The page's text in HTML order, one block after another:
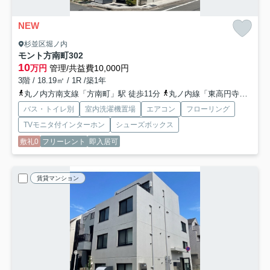
NEW
杉並区堀ノ内
モント方南町302
10万円 管理/共益費10,000円
3階 / 18.19㎡ / 1R /築1年
丸ノ内方南支線「方南町」駅 徒歩11分
丸ノ内線「東高円寺」駅 徒歩18分
バス・トイレ別 室内洗濯機置場 エアコン
フローリング
TVモニタ付インターホン
シューズボックス
敷礼0 フリーレント 即入居可
賃貸マンション